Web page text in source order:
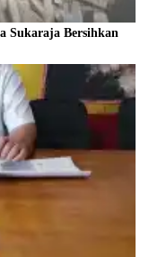
Sukaraja Bersihkan